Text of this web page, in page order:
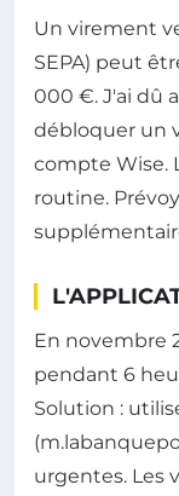
Un virement
SEPA) peut
000 €. J'ai dû
débloquer un
compte Wise.
routine.
En novembre
pendant 6
Solution :
urgentes. Les